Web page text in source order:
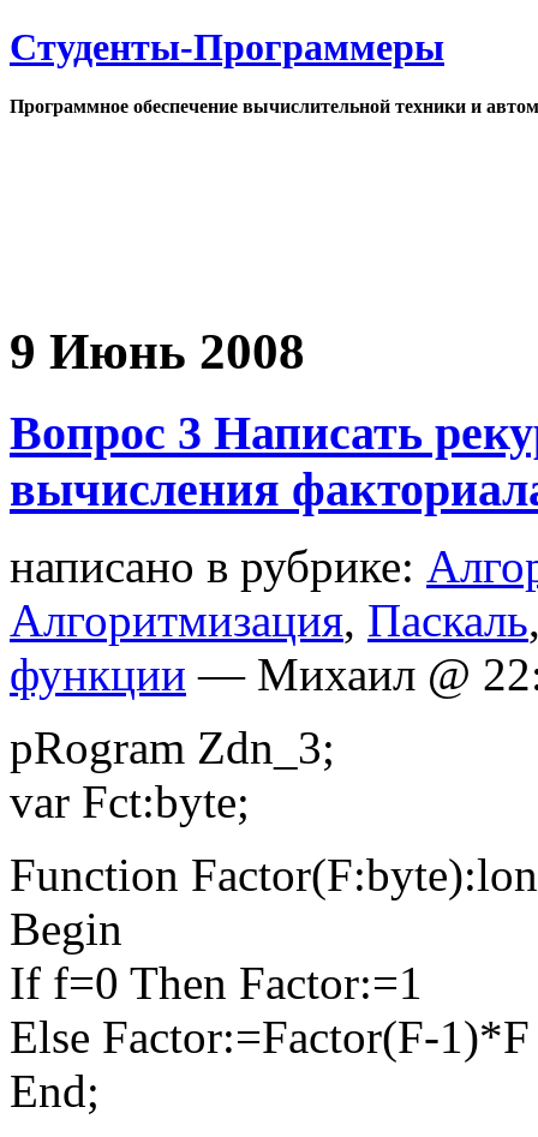
Студенты-Программеры
Программное обеспечение вычислительной техники и
9 Июнь 2008
Вопрос 3 Написать
вычисления
написано в рубрике:
Алгоритмизация, Паскаль
функции — Михаил @
pRogram Zdn_3;
var Fct:byte;
Function
Begin
If f=0 Then Factor:=1
Else Factor:=Factor(F-1)*F
End;